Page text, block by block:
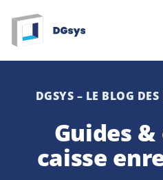
contenu
DGSYS – LE BLOG
Guides
caisse